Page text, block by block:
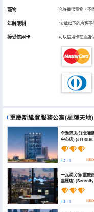
寵物 允許攜帶寵物，不
年齡限制 18歲以下的房客不
接受信用卡 可以信用卡在酒店
重慶斯維登服務公寓(星耀天地)
全季酒店(江北嘴
中心店) (JI Hotel
(Jiangbeizui
Financial Center))
4.7 / 5 HKD
一瓦澗民宿(重慶
嘉匯店) (Serenity Tile
Retreat)
4.8 / 5 HKD